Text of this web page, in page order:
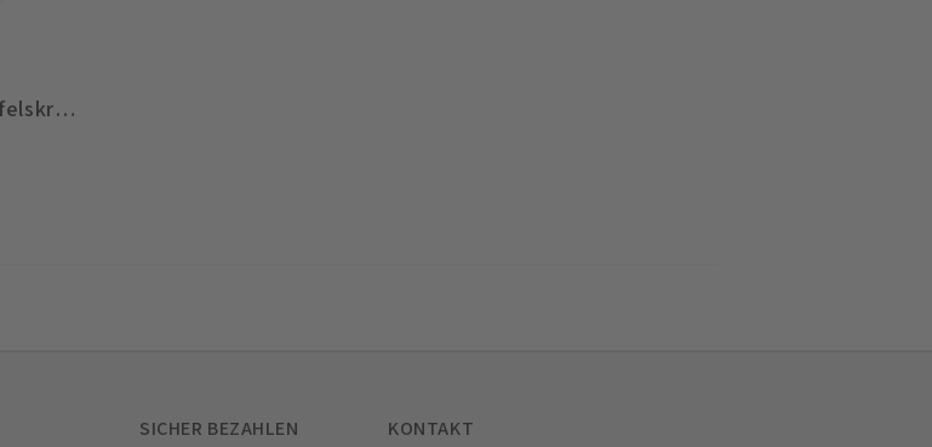
Eiche 1832 Teufelskrallekapseln
KONTAKT
SICHER BEZAHLEN